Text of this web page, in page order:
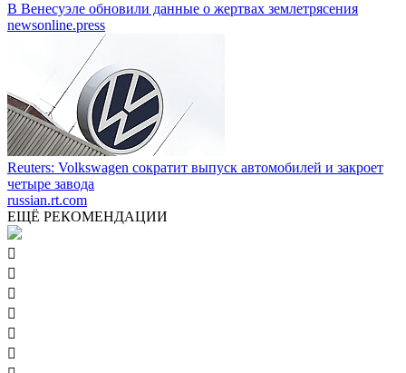
В Венесуэле обновили данные о жертвах землетрясения
newsonline.press
Reuters: Volkswagen сократит выпуск автомобилей и закроет
четыре завода
russian.rt.com
ЕЩЁ РЕКОМЕНДАЦИИ





